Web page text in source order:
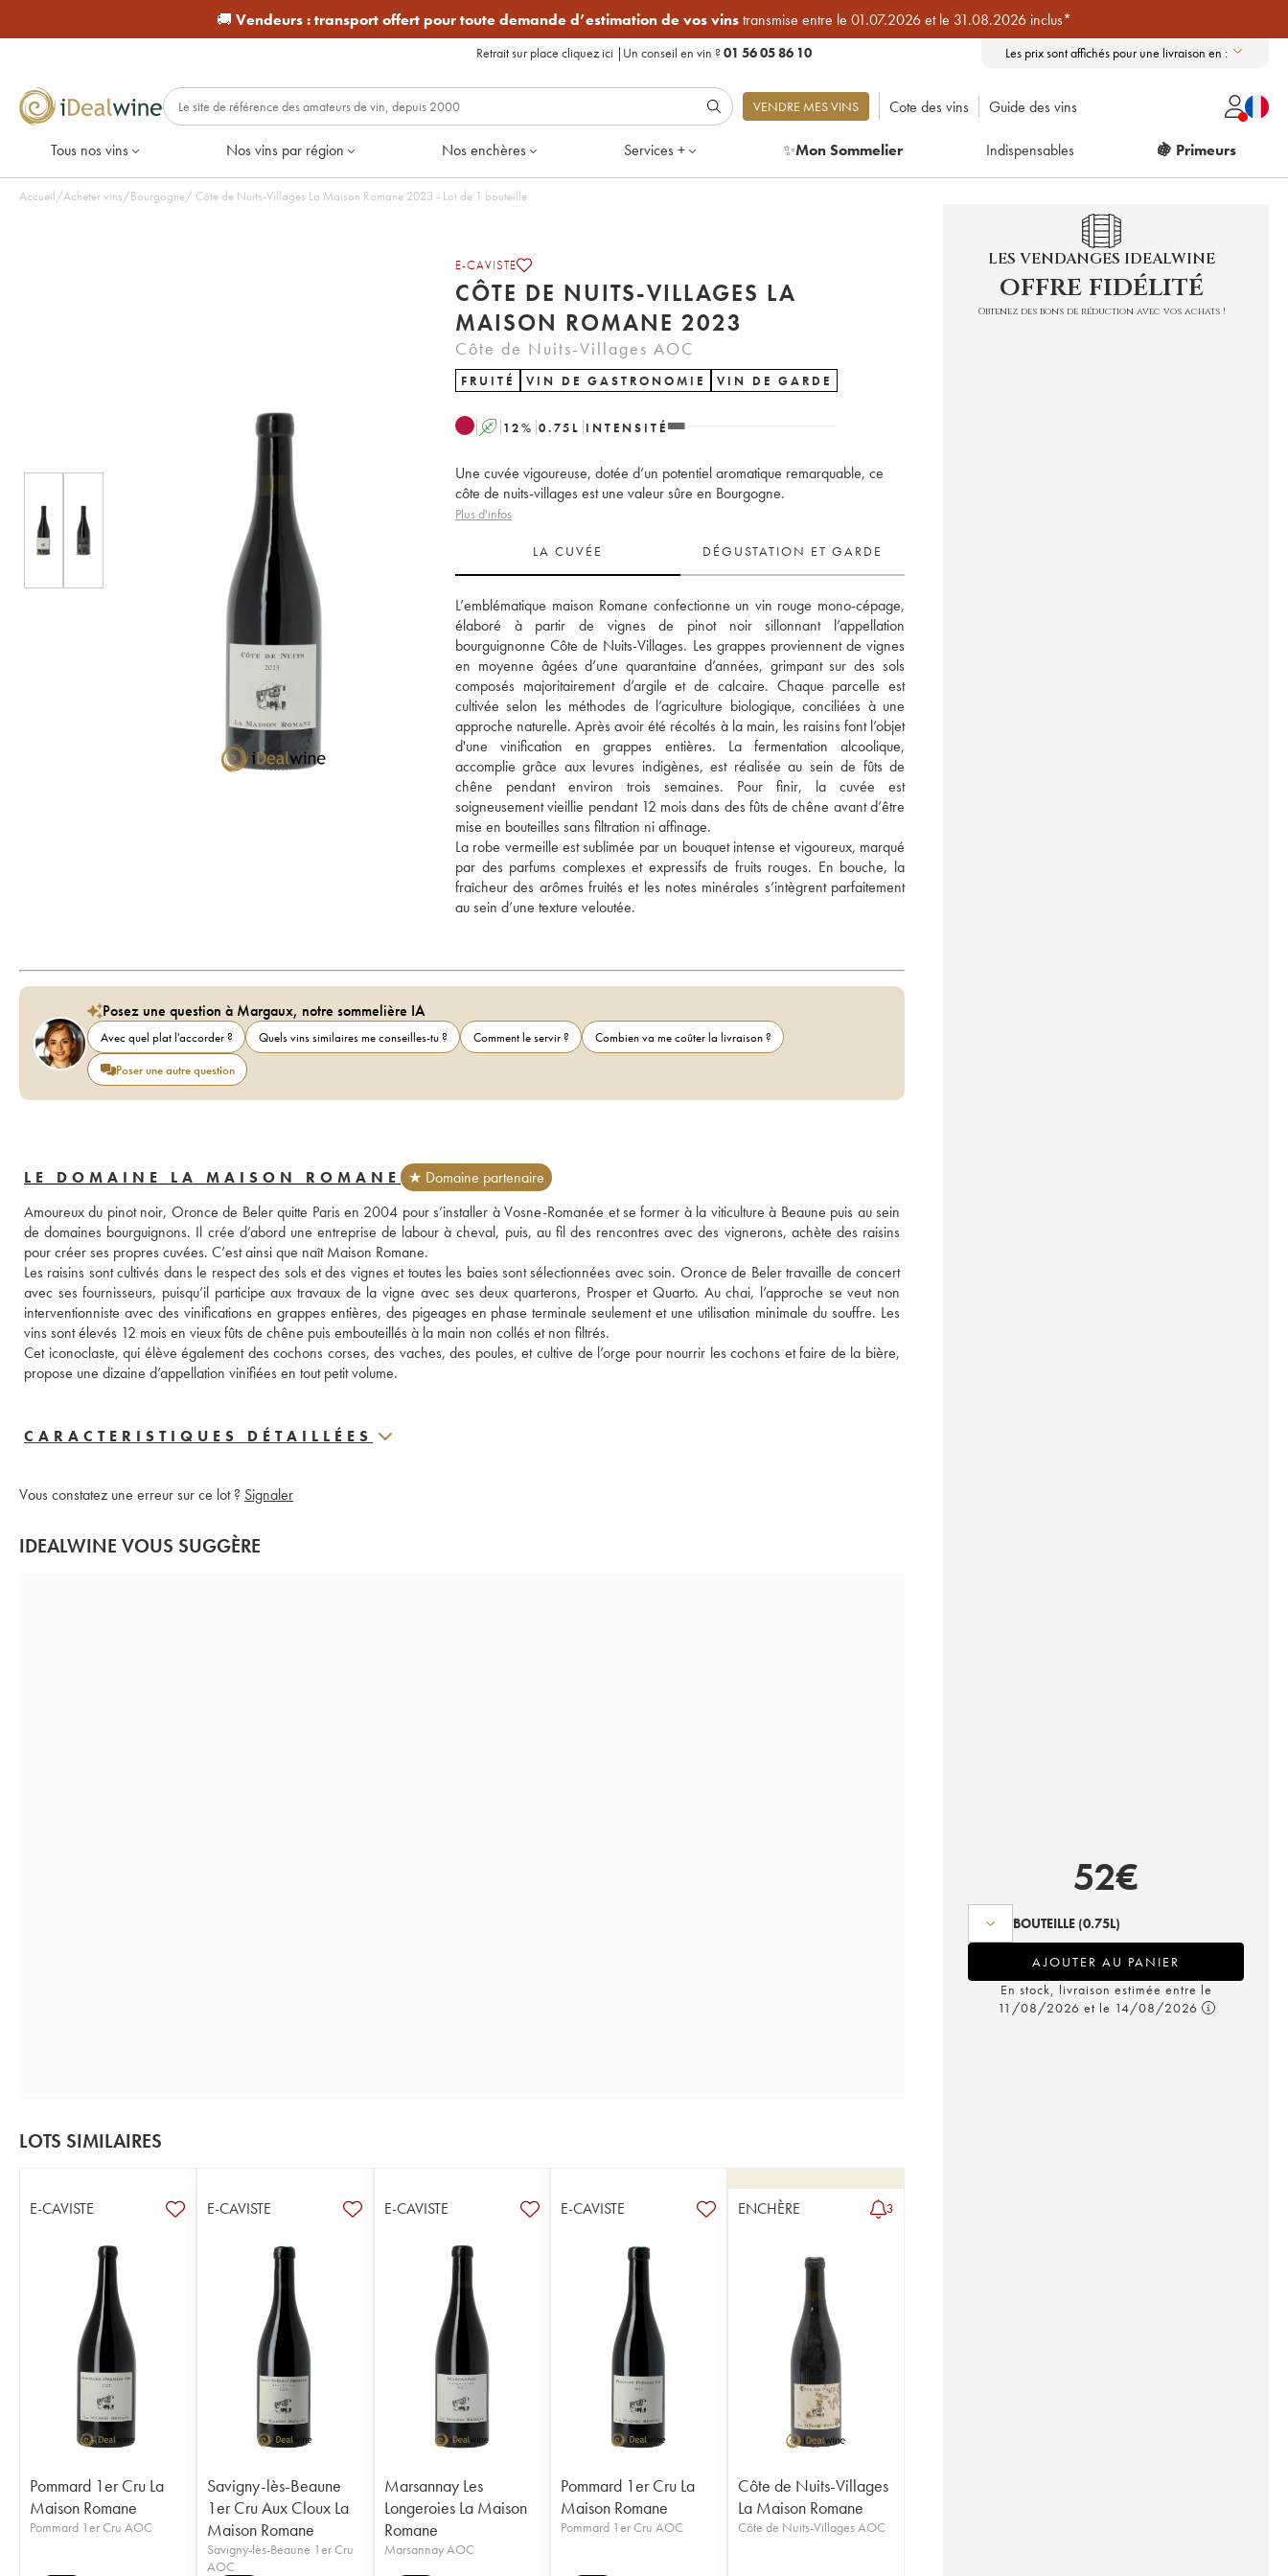
🚚 Vendeurs :transport offert pour toute demande d’estimation de vos vinstransmise entre le 01.07.2026 et le 31.08.2026 inclus*
Retrait sur place cliquez ici | Un conseil en vin ?01 56 05 86 10 Les prix sont affichés pour une livraison en :
VENDRE MES VINS Cote des vins Guide des vins
Tous nos vins Nos vins par région Nos enchères Services + ✨Mon Sommelier Indispensables 🍇 Primeurs
Accueil/Acheter vins/Bourgogne/ Côte de Nuits-Villages La Maison Romane 2023 - Lot de 1 bouteille
E-CAVISTE
CÔTE DE NUITS-VILLAGES LA
MAISON ROMANE 2023
Côte de Nuits-Villages AOC
FRUITÉ VIN DE GASTRONOMIE VIN DE GARDE
A 12% 0.75 L INTENSITÉ
Une cuvée vigoureuse, dotée d’un potentiel aromatique remarquable, ce
côte de nuits-villages est une valeur sûre en Bourgogne.
Plus d'infos
LA CUVÉE DÉGUSTATION ET GARDE
L’emblématique maison Romane confectionne un vin rouge mono-cépage,
élaboré à partir de vignes de pinot noir sillonnant l’appellation
bourguignonne Côte de Nuits-Villages. Les grappes proviennent de vignes
en moyenne âgées d’une quarantaine d’années, grimpant sur des sols
composés majoritairement d’argile et de calcaire. Chaque parcelle est
cultivée selon les méthodes de l’agriculture biologique, conciliées à une
approche naturelle. Après avoir été récoltés à la main, les raisins font l’objet
d'une vinification en grappes entières. La fermentation alcoolique,
accomplie grâce aux levures indigènes, est réalisée au sein de fûts de
chêne pendant environ trois semaines. Pour finir, la cuvée est
soigneusement vieillie pendant 12 mois dans des fûts de chêne avant d’être
mise en bouteilles sans filtration ni affinage.
La robe vermeille est sublimée par un bouquet intense et vigoureux, marqué
par des parfums complexes et expressifs de fruits rouges. En bouche, la
fraîcheur des arômes fruités et les notes minérales s’intègrent parfaitement
au sein d’une texture veloutée.
Posez une question à Margaux, notre sommelière IA
Avec quel plat l'accorder ? Quels vins similaires me conseilles-tu ? Comment le servir ?
Combien va me coûter la livraison ?
Poser une autre question
LE DOMAINE LA MAISON ROMANE
★ Domaine partenaire
Amoureux du pinot noir, Oronce de Beler quitte Paris en 2004 pour s’installer à Vosne-Romanée et se former à la viticulture à Beaune puis au sein
de domaines bourguignons. Il crée d’abord une entreprise de labour à cheval, puis, au fil des rencontres avec des vignerons, achète des raisins
pour créer ses propres cuvées. C’est ainsi que naît Maison Romane.
Les raisins sont cultivés dans le respect des sols et des vignes et toutes les baies sont sélectionnées avec soin. Oronce de Beler travaille de concert
avec ses fournisseurs, puisqu’il participe aux travaux de la vigne avec ses deux quarterons, Prosper et Quarto. Au chai, l’approche se veut non
interventionniste avec des vinifications en grappes entières, des pigeages en phase terminale seulement et une utilisation minimale du souffre. Les
vins sont élevés 12 mois en vieux fûts de chêne puis embouteillés à la main non collés et non filtrés.
Cet iconoclaste, qui élève également des cochons corses, des vaches, des poules, et cultive de l’orge pour nourrir les cochons et faire de la bière,
propose une dizaine d’appellation vinifiées en tout petit volume.
CARACTERISTIQUES DÉTAILLÉES
Vous constatez une erreur sur ce lot ? Signaler
IDEALWINE VOUS SUGGÈRE
LOTS SIMILAIRES
E-CAVISTE
Pommard 1er Cru La
Maison Romane
Pommard 1er Cru AOC
E-CAVISTE
Savigny-lès-Beaune
1er Cru Aux Cloux La
Maison Romane
Savigny-lès-Beaune 1er Cru
AOC
E-CAVISTE
Marsannay Les
Longeroies La Maison
Romane
Marsannay AOC
E-CAVISTE
Pommard 1er Cru La
Maison Romane
Pommard 1er Cru AOC
ENCHÈRE 3
Côte de Nuits-Villages
La Maison Romane
Côte de Nuits-Villages AOC
LES VENDANGES IDEALWINE
offre fidélité
Obtenez des bons de réduction avec vos achats !
52€
BOUTEILLE (0.75L)
AJOUTER AU PANIER
En stock, livraison estimée entre le
11/08/2026 et le 14/08/2026